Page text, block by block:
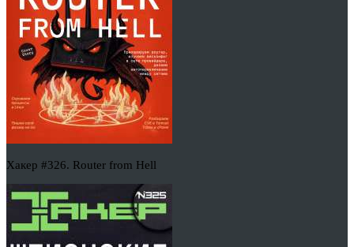
Хакер #326. Router from Hell